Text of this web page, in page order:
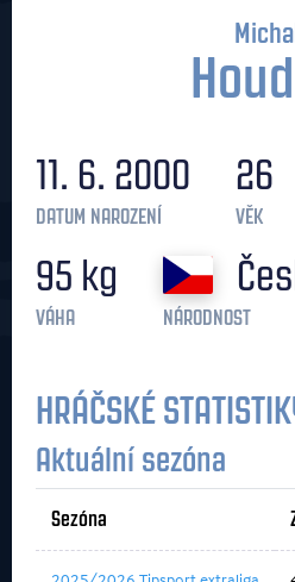
11. 6. 2000
DATUM NAROZENÍ
26
VĚK
95 kg
VÁHA NÁRODNOST
HRÁČSKÉ
Aktuální sezóna
Sezóna